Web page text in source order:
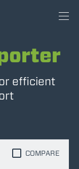
efficient
COMPARE